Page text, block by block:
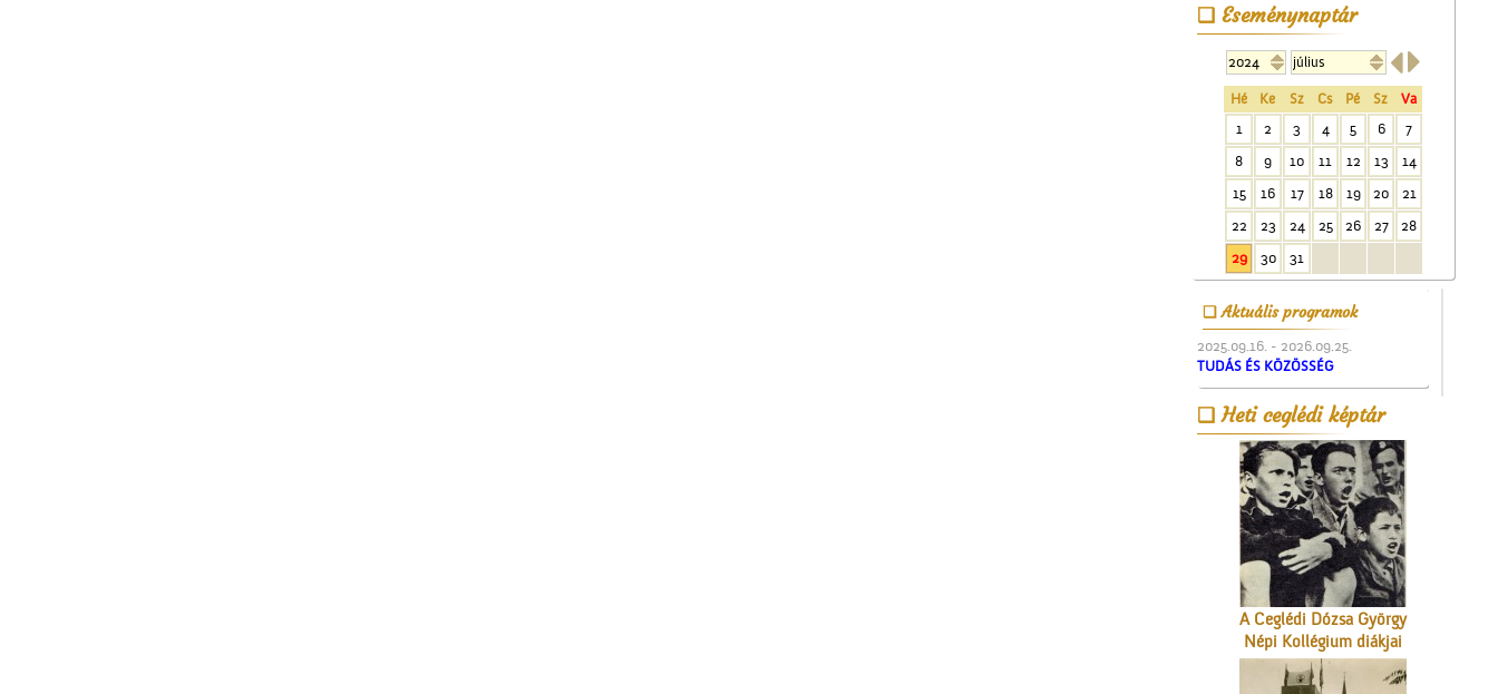
Eseménynaptár

Hé Ke Sz Cs Pé Sz
Va
1
2 3 4 5 6
7
8
9 10 11 12 13
14
15
16 17 18 19 20
21
22
23 24 25 26 27
28
29
30 31
Aktuális programok
2025.09.16. - 2026.09.25.
TUDÁS ÉS KÖZÖSSÉG
Heti ceglédi képtár
A ceglédi Népkör udvarán
Lelkünknek szent
szerzeménye
A Ceglédi Dózsa György
Népi Kollégium diákjai
énekelnek